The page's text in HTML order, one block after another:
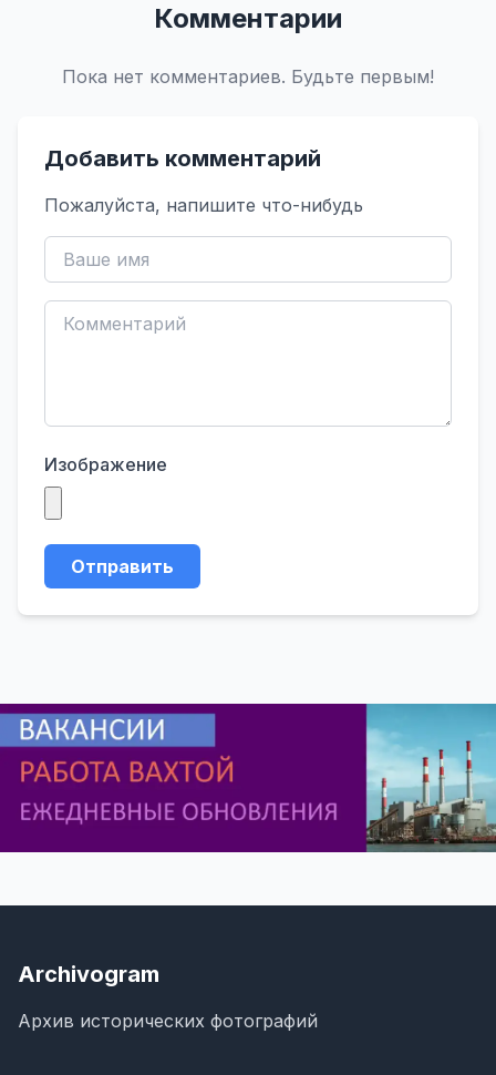
Комментарии
Пока нет комментариев. Будьте первым!
Добавить комментарий
Пожалуйста, напишите что-нибудь
Изображение
Отправить
Archivogram
Архив исторических фотографий